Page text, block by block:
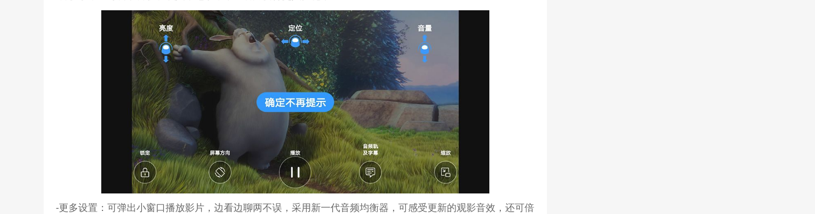
-更多设置：可弹出小窗口播放影片，边看边聊两不误，采用新一代音频均衡器，可感受更新的观影音效，还可倍